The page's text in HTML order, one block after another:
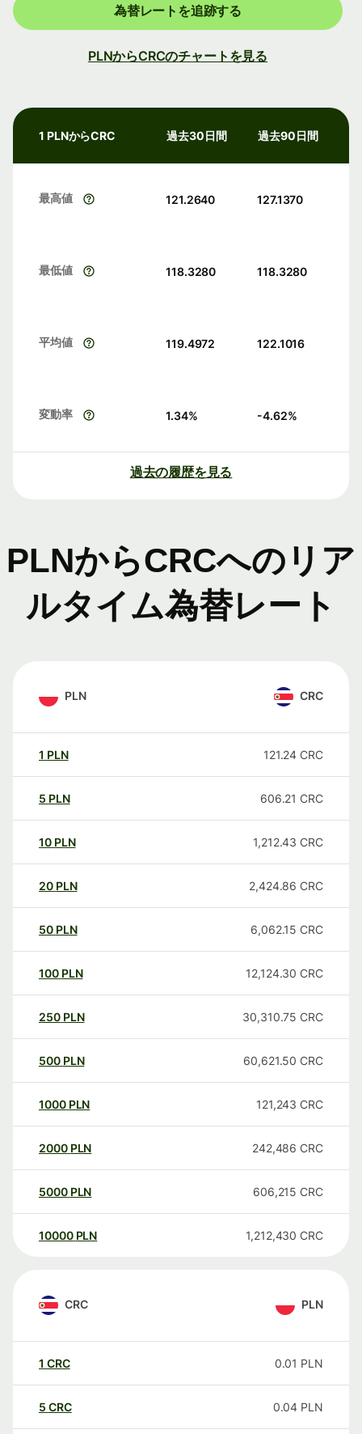
為替レートを追跡する
PLNからCRCのチャートを見る
1 PLNからCRC 過去30日間 過去90日間
最高値 121.2640 127.1370
最低値 118.3280 118.3280
平均値 119.4972 122.1016
変動率 1.34% -4.62%
過去の履歴を見る
PLNからCRCへのリア
ルタイム為替レート
PLN CRC
1 PLN 121.24 CRC
5 PLN 606.21 CRC
10 PLN 1,212.43 CRC
20 PLN 2,424.86 CRC
50 PLN 6,062.15 CRC
100 PLN 12,124.30 CRC
250 PLN 30,310.75 CRC
500 PLN 60,621.50 CRC
1000 PLN 121,243 CRC
2000 PLN 242,486 CRC
5000 PLN 606,215 CRC
10000 PLN 1,212,430 CRC
CRC PLN
1 CRC 0.01 PLN
5 CRC 0.04 PLN